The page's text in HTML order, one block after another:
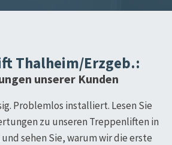
Thalheim/Erzgeb.:
unserer Kunden
Problemlos installiert. Lesen Sie
zu unseren Treppenliften in
und sehen Sie, warum wir die erste